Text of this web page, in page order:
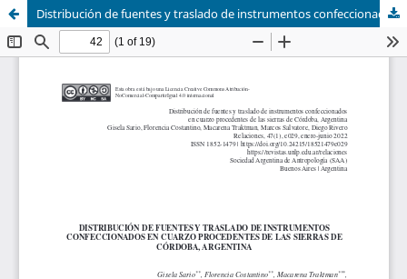
Distribución de fuentes y traslado de instrumentos confeccionados en cuarzo procedentes de las sierras de Córdoba, Argentina